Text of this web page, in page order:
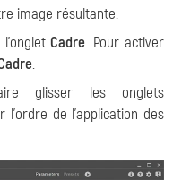
image résultante.
l'ongletCadre. Pour activer
.
glisser les onglets
l'ordre de l'application des